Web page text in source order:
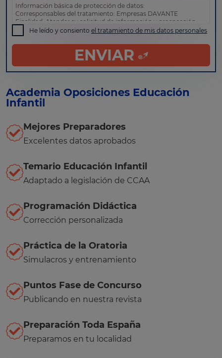
Información básica de protección de datos:
Corresponsables del tratamiento: Empresas DAVANTE
Finalidad: Atender su solicitud de información y prospección
comercial
Derechos: Puede acceder, rectificar y suprimir sus datos, así
como otros derechos tal y como se explica en nuestrapolítica
He leído y consiento el tratamiento de mis datos personales
ENVIAR
Academia Oposiciones Educación
Infantil
Mejores Preparadores
Excelentes datos aprobados
Temario Educación Infantil
Adaptado a legislación de CCAA
Programación Didáctica
Corrección personalizada
Práctica de la Oratoria
Simulacros y entrenamiento
Puntos Fase de Concurso
Publicando en nuestra revista
Preparación Toda España
Preparamos en tu localidad